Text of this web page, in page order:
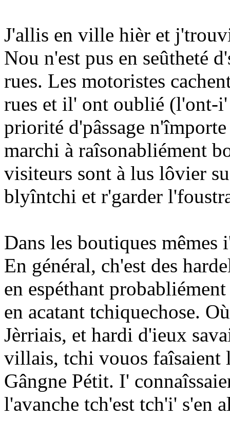
J'allis en ville hièr et
Nou n'est pus en seûtheté
rues. Les motoristes
rues et il' ont oublié (l'ont-
priorité d'pâssage
marchi à raîsonabliément
visiteurs sont à lus lôvier
blyîntchi et r'garder
Dans les boutiques
En général, ch'est des
en espéthant
en acatant tchiquechose.
Jèrriais, et hardi d'ieux
villais, tchi vouos faîsaient
Gângne Pétit. I'
l'avanche tch'est tch'i' s'en